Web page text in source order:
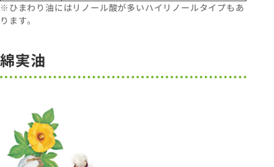
※ひまわり油にはリノール酸が多いハイリノールタイプもあ
ります。
綿実油